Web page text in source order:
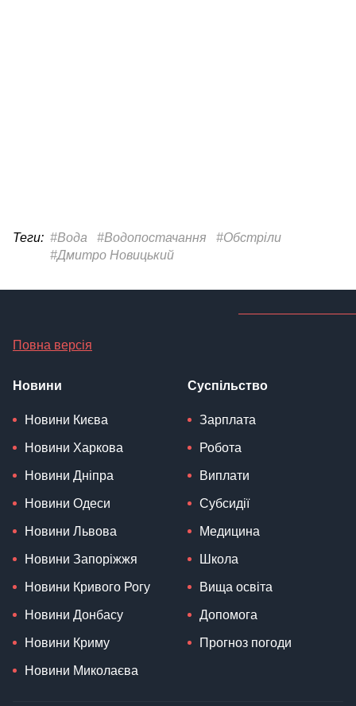
Теги: #Вода #Водопостачання
#Обстріли
#Дмитро Новицький
Повна версія
Новини
Новини Києва
Новини Харкова
Новини Дніпра
Новини Одеси
Новини Львова
Новини Запоріжжя
Новини Кривого Рогу
Новини Донбасу
Новини Криму
Новини Миколаєва
Суспільство
Зарплата
Робота
Виплати
Субсидії
Медицина
Школа
Вища освіта
Допомога
Прогноз погоди